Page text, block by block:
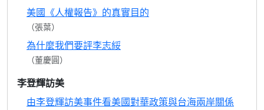
美國《人權報告》的真實目的
（張葉）
為什麼我們要評李志綏
（董慶圓）
李登輝訪美
由李登輝訪美事件看美國對華政策與台海兩岸關係